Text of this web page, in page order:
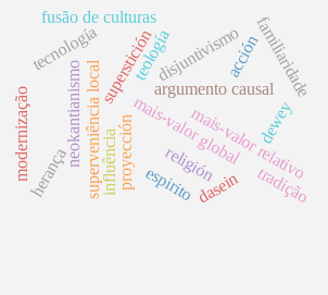
argumento causal
superstición
proyecciónmais-valor global
mais-valor relativo
superveniência local
disjuntivismo
religión
tecnología
dewey
teología
espirito
influência
familiaridade
neokantianismo
dasein
herança
modernização
tradição
fusão de culturas
acción